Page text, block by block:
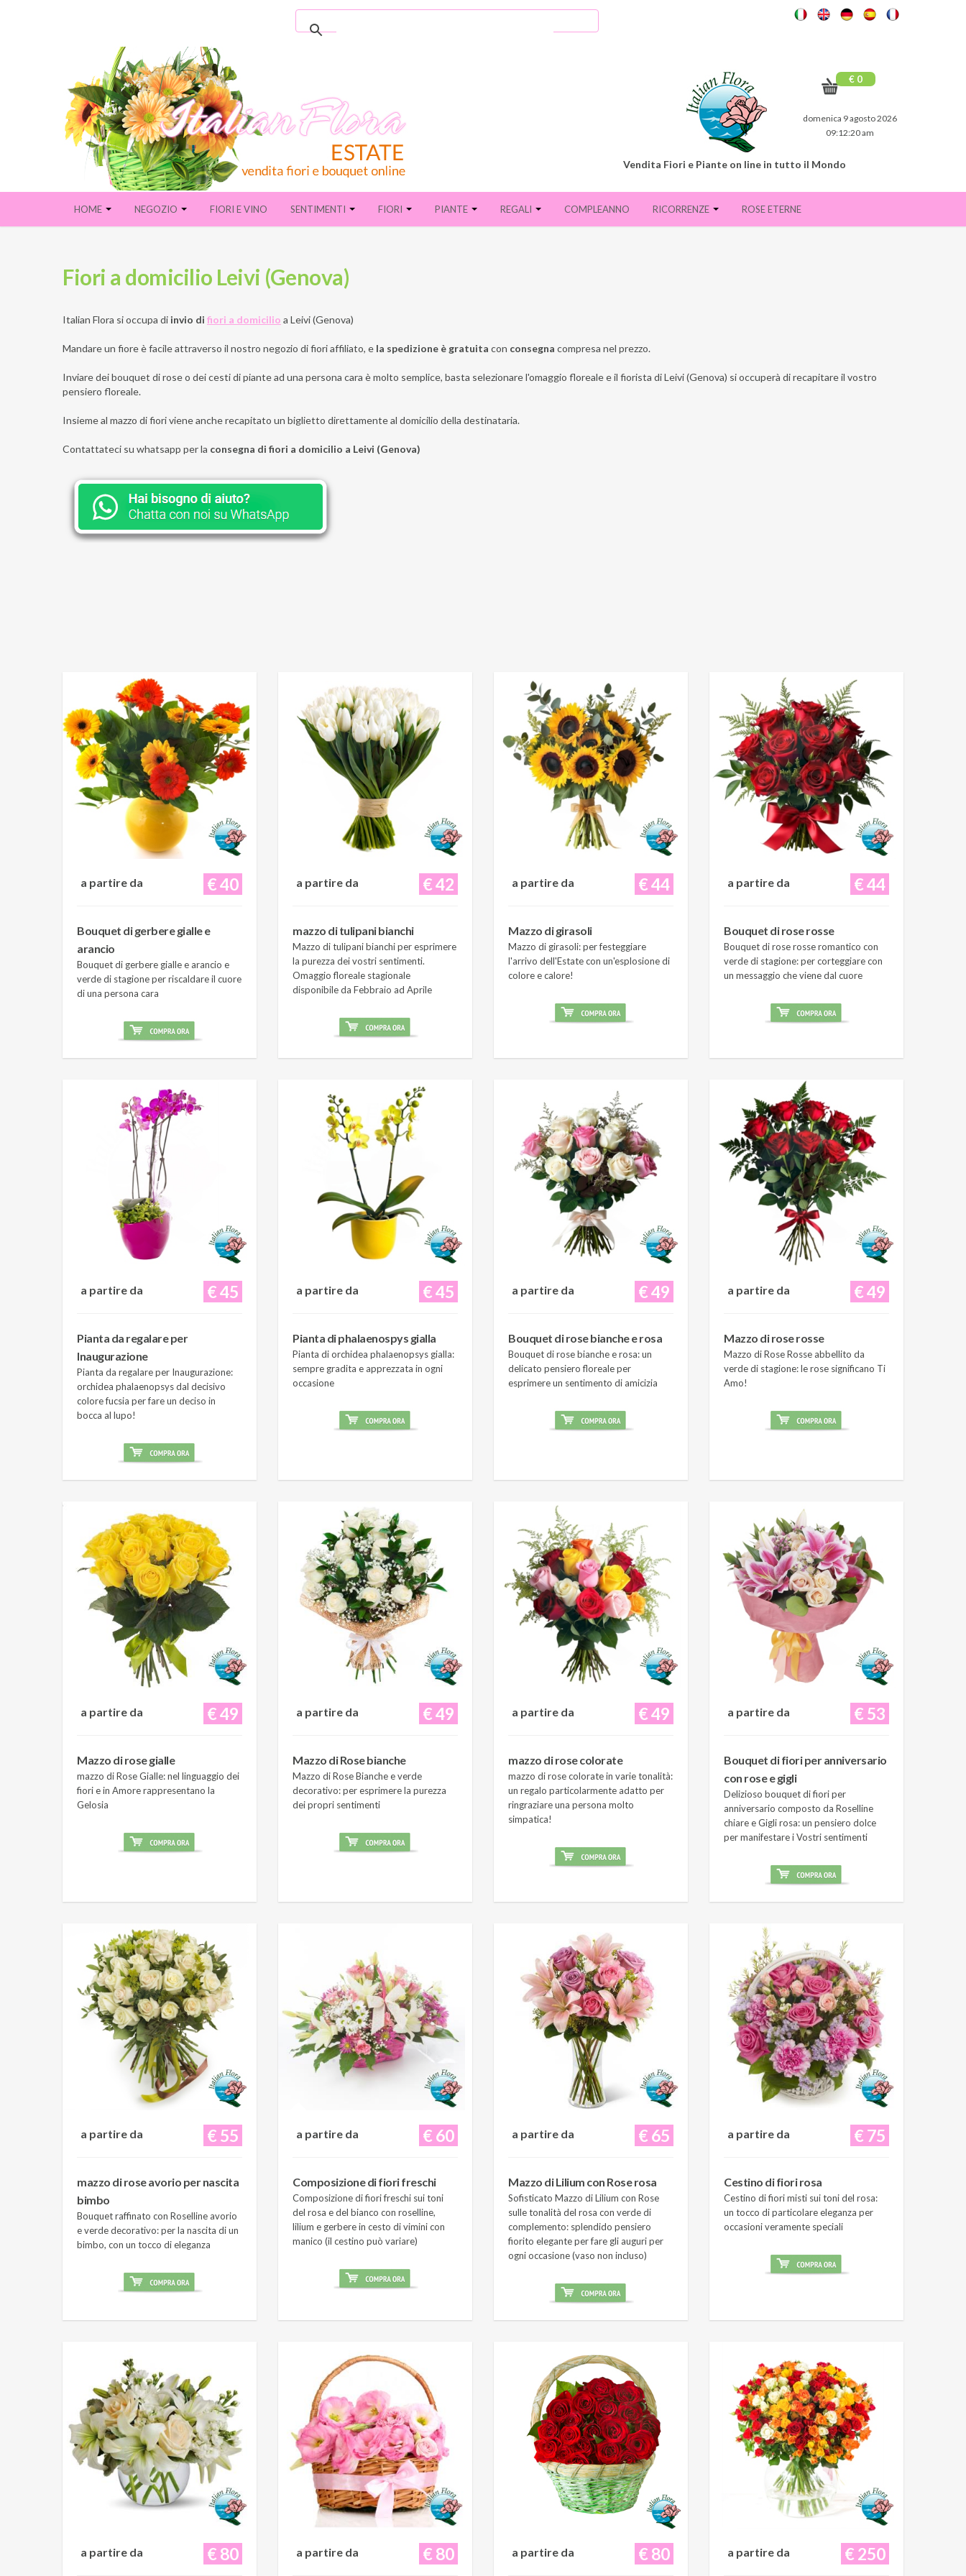
€ 0
domenica 9 agosto 2026
09:12:21 am
Vendita Fiori e Piante on line in tutto il Mondo
HOME NEGOZIO FIORI E VINO SENTIMENTI FIORI PIANTE REGALI COMPLEANNO RICORRENZE ROSE ETERNE
Fiori a domicilio Leivi (Genova)
Italian Flora si occupa di invio di fiori a domicilio a Leivi (Genova)
Mandare un fiore è facile attraverso il nostro negozio di fiori affiliato, e la spedizione è gratuita con consegna compresa nel prezzo.
Inviare dei bouquet di rose o dei cesti di piante ad una persona cara è molto semplice, basta selezionare l'omaggio floreale e il fiorista di Leivi (Genova) si occuperà di recapitare il vostro
pensiero floreale.
Insieme al mazzo di fiori viene anche recapitato un biglietto direttamente al domicilio della destinataria.
Contattateci su whatsapp per la consegna di fiori a domicilio a Leivi (Genova)
€ 40
a partire da
Bouquet di gerbere gialle e
arancio
Bouquet di gerbere gialle e arancio e
verde di stagione per riscaldare il cuore
di una persona cara
€ 42
a partire da
mazzo di tulipani bianchi
Mazzo di tulipani bianchi per esprimere
la purezza dei vostri sentimenti.
Omaggio floreale stagionale
disponibile da Febbraio ad Aprile
€ 44
a partire da
Mazzo di girasoli
Mazzo di girasoli: per festeggiare
l'arrivo dell'Estate con un'esplosione di
colore e calore!
€ 44
a partire da
Bouquet di rose rosse
Bouquet di rose rosse romantico con
verde di stagione: per corteggiare con
un messaggio che viene dal cuore
€ 45
a partire da
Pianta da regalare per
Inaugurazione
Pianta da regalare per Inaugurazione:
orchidea phalaenopsys dal decisivo
colore fucsia per fare un deciso in
bocca al lupo!
€ 45
a partire da
Pianta di phalaenospys gialla
Pianta di orchidea phalaenopsys gialla:
sempre gradita e apprezzata in ogni
occasione
€ 49
a partire da
Bouquet di rose bianche e rosa
Bouquet di rose bianche e rosa: un
delicato pensiero floreale per
esprimere un sentimento di amicizia
€ 49
a partire da
Mazzo di rose rosse
Mazzo di Rose Rosse abbellito da
verde di stagione: le rose significano Ti
Amo!
€ 49
a partire da
Mazzo di rose gialle
mazzo di Rose Gialle: nel linguaggio dei
fiori e in Amore rappresentano la
Gelosia
€ 49
a partire da
Mazzo di Rose bianche
Mazzo di Rose Bianche e verde
decorativo: per esprimere la purezza
dei propri sentimenti
€ 49
a partire da
mazzo di rose colorate
mazzo di rose colorate in varie tonalità:
un regalo particolarmente adatto per
ringraziare una persona molto
simpatica!
€ 53
a partire da
Bouquet di fiori per anniversario
con rose e gigli
Delizioso bouquet di fiori per
anniversario composto da Roselline
chiare e Gigli rosa: un pensiero dolce
per manifestare i Vostri sentimenti
€ 55
a partire da
mazzo di rose avorio per nascita
bimbo
Bouquet raffinato con Roselline avorio
e verde decorativo: per la nascita di un
bimbo, con un tocco di eleganza
€ 60
a partire da
Composizione di fiori freschi
Composizione di fiori freschi sui toni
del rosa e del bianco con roselline,
lilium e gerbere in cesto di vimini con
manico (il cestino può variare)
€ 65
a partire da
Mazzo di Lilium con Rose rosa
Sofisticato Mazzo di Lilium con Rose
sulle tonalità del rosa con verde di
complemento: splendido pensiero
fiorito elegante per fare gli auguri per
ogni occasione (vaso non incluso)
€ 75
a partire da
Cestino di fiori rosa
Cestino di fiori misti sui toni del rosa:
un tocco di particolare eleganza per
occasioni veramente speciali
€ 80
a partire da € 80
a partire da € 80
a partire da € 250
a partire da